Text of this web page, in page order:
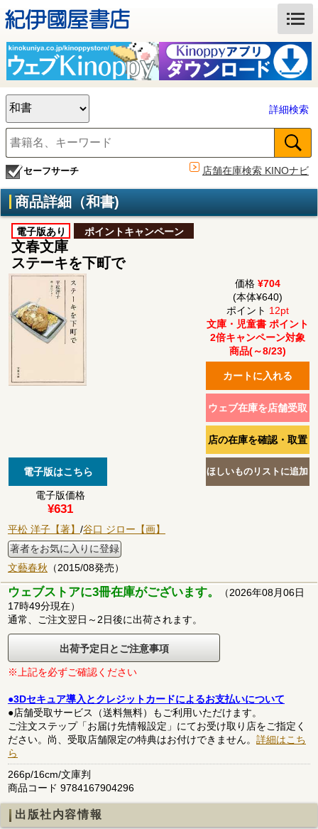
詳細検索
セーフサーチ 店舗在庫検索 KINOナビ
商品詳細（和書)
電子版あり ポイントキャンペーン
文春文庫
ステーキを下町で
価格 ¥704
(本体¥640)
ポイント 12pt
文庫・児童書 ポイント
2倍キャンペーン対象
商品(～8/23)
電子版価格
¥631
平松 洋子【著】 /谷口 ジロー【画】
著者をお気に入りに登録
文藝春秋 （2015/08発売）
ウェブストアに3冊在庫がございます。
（2026年08月06日
17時49分現在）
通常、ご注文翌日～2日後に出荷されます。
出荷予定日とご注意事項
※上記を必ずご確認ください
●3Dセキュア導入とクレジットカードによるお支払いについて
●店舗受取サービス（送料無料）もご利用いただけます。
ご注文ステップ「お届け先情報設定」にてお受け取り店をご指定く
ださい。尚、受取店舗限定の特典はお付けできません。 詳細はこち
ら
266p/16cm/文庫判
商品コード 9784167904296
出版社内容情報